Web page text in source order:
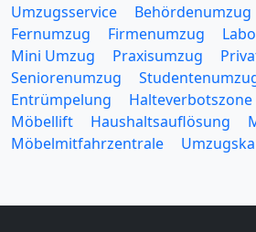
Umzugsservice Behördenumzug
Fernumzug
Firmenumzug
Mini Umzug
Praxisumzug
Seniorenumzug
Entrümpelung
Halteverbotszone
Möbellift
Haushaltsauflösung
Möbelmitfahrzentrale